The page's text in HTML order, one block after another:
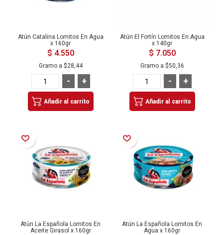
Atún Catalina Lomitos En Agua
x 160gr
$ 4.550
Gramo a $28,44
+
-
Añadir al carrito
Atún El Fortín Lomitos En Agua
x 140gr
$ 7.050
Gramo a $50,36
+
-
Añadir al carrito
Añadir a la Lista de Deseos
Atún La Española Lomitos En
Aceite Girasol x 160gr
Añadir a la Lista de Deseos
Atún La Española Lomitos En
Agua x 160gr